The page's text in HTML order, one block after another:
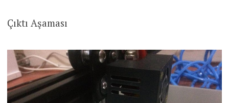
Çıktı Aşaması